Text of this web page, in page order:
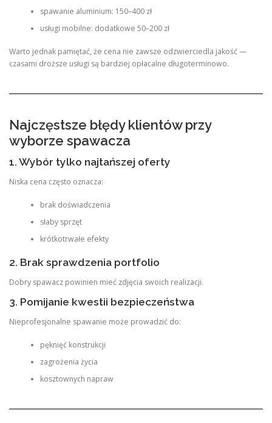
spawanie aluminium: 150–400 zł
usługi mobilne: dodatkowe 50–200 zł
Warto jednak pamiętać, że cena nie zawsze odzwierciedla jakość —
czasami droższe usługi są bardziej opłacalne długoterminowo.
Najczęstsze błędy klientów przy
wyborze spawacza
1. Wybór tylko najtańszej oferty
Niska cena często oznacza:
brak doświadczenia
słaby sprzęt
krótkotrwałe efekty
2. Brak sprawdzenia portfolio
Dobry spawacz powinien mieć zdjęcia swoich realizacji.
3. Pomijanie kwestii bezpieczeństwa
Nieprofesjonalne spawanie może prowadzić do:
pęknięć konstrukcji
zagrożenia życia
kosztownych napraw